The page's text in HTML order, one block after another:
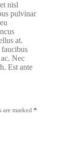
nisl
pulvinar
at.
Nec
Est ante
marked *